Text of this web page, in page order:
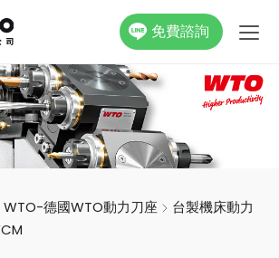
免費諮詢
WTO-德國WTO動力刀座
台製機床動力